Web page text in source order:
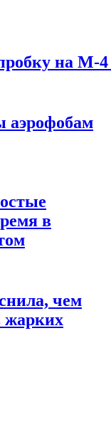
на М-
аэрофобам
в
чем
жарких